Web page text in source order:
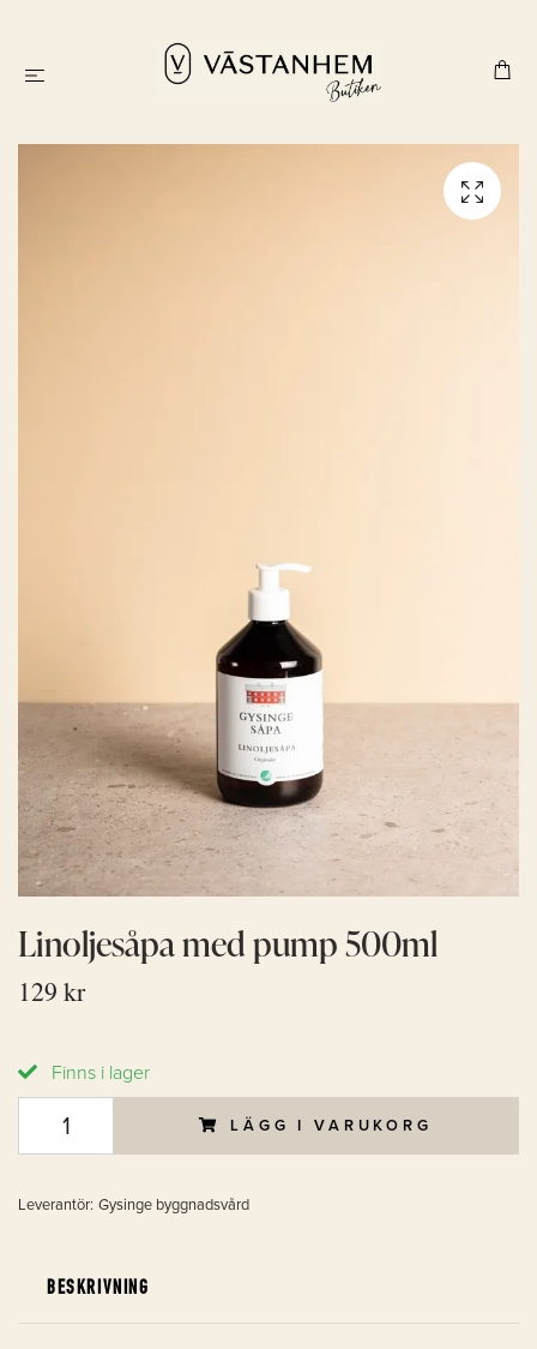
Linoljesåpa med pump 500ml
129 kr
Finns i lager
LÄGG I VARUKORG
Leverantör: Gysinge byggnadsvård
BESKRIVNING